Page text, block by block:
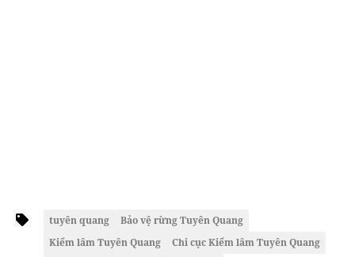
tuyên quang
Bảo vệ rừng Tuyên Quang
Kiểm lâm Tuyên Quang
Chi cục Kiểm lâm Tuyên Quang